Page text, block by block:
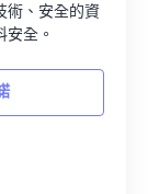
術、安全的資
全。